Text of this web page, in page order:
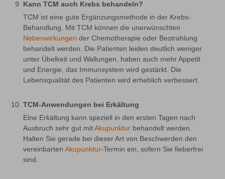
Kann TCM auch Krebs behandeln?
TCM ist eine gute Ergänzungsmethode in der Krebs-
Behandlung. Mit TCM können die unerwünschten
Nebenwirkungen der Chemotherapie oder Bestrahlung
behandelt werden. Die Patienten leiden deutlich weniger
unter Übelkeit und Wallungen, haben auch mehr Appetit
und Energie, das Immunsystem wird gestärkt. Die
Lebensqualität des Patienten wird erheblich verbessert.
TCM-Anwendungen bei Erkältung
Eine Erkältung kann speziell in den ersten Tagen nach
Ausbruch sehr gut mit Akupunktur behandelt werden.
Halten Sie gerade bei dieser Art von Beschwerden den
vereinbarten Akupunktur-Termin ein, sofern Sie fieberfrei
sind.